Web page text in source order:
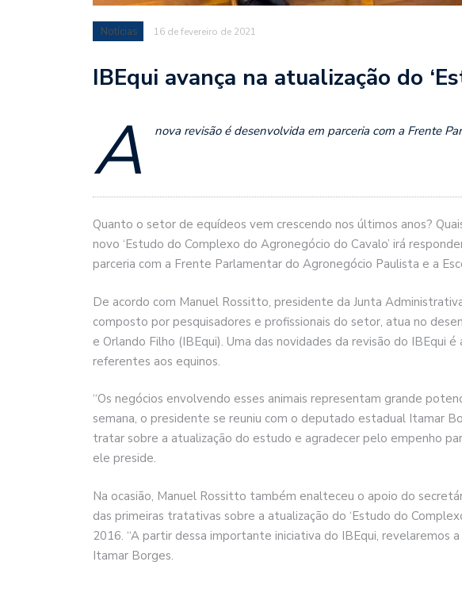
Notícias 16 de fevereiro de 2021
IBEqui avança na atualização do
A nova revisão é desenvolvida em parceria com a Frente
Quanto o setor de equídeos vem crescendo nos últimos anos?
novo ‘Estudo do Complexo do Agronegócio do Cavalo’ irá
parceria com a Frente Parlamentar do Agronegócio Paulista e a
De acordo com Manuel Rossitto, presidente da Junta
composto por pesquisadores e profissionais do setor, atua no
e Orlando Filho (IBEqui). Uma das novidades da revisão do IBEqui
referentes aos equinos.
“Os negócios envolvendo esses animais representam grande
semana, o presidente se reuniu com o deputado estadual Itamar
tratar sobre a atualização do estudo e agradecer pelo empenho
ele preside.
Na ocasião, Manuel Rossitto também enalteceu o apoio do
das primeiras tratativas sobre a atualização do ‘Estudo do
2016. “A partir dessa importante iniciativa do IBEqui, revelaremos
Itamar Borges.